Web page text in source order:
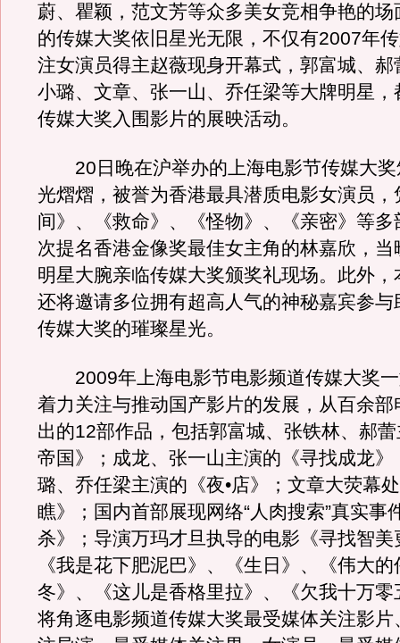
蔚、瞿颖，范文芳等众多美女竞相争艳的场
的传媒大奖依旧星光无限，不仅有2007年
注女演员得主赵薇现身开幕式，郭富城、郝
小璐、文章、张一山、乔任梁等大牌明星，
传媒大奖入围影片的展映活动。
20日晚在沪举办的上海电影节传媒大奖
光熠熠，被誉为香港最具潜质电影女演员，
间》、《救命》、《怪物》、《亲密》等多
次提名香港金像奖最佳女主角的林嘉欣，当
明星大腕亲临传媒大奖颁奖礼现场。此外，
还将邀请多位拥有超高人气的神秘嘉宾参与
传媒大奖的璀璨星光。
2009年上海电影节电影频道传媒大奖一
着力关注与推动国产影片的发展，从百余部
出的12部作品，包括郭富城、张铁林、郝
帝国》；成龙、张一山主演的《寻找成龙》
璐、乔任梁主演的《夜•店》；文章大荧幕
瞧》；国内首部展现网络“人肉搜索”真实事
杀》；导演万玛才旦执导的电影《寻找智美
《我是花下肥泥巴》、《生日》、《伟大
冬》、《这儿是香格里拉》、《欠我十万零
将角逐电影频道传媒大奖最受媒体关注影片